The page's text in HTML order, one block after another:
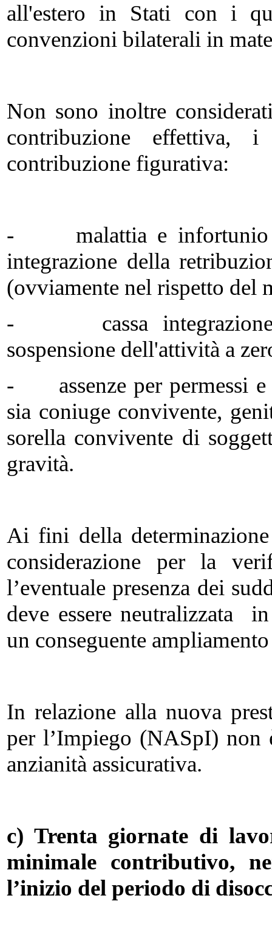
all'estero in Stati con i
convenzioni bilaterali in
Non sono inoltre
contribuzione effettiva,
contribuzione figurativa:
- malattia e infortunio
integrazione della
(ovviamente nel rispetto del
- cassa integrazione
sospensione dell'attività a
- assenze per permessi e
sia coniuge convivente,
sorella convivente di
gravità.
Ai fini della
considerazione per la
l’eventuale presenza dei
deve essere neutralizzata
un conseguente
In relazione alla nuova
per l’Impiego (NASpI)
anzianità assicurativa.
c) Trenta giornate di
minimale contributivo,
l’inizio del periodo di